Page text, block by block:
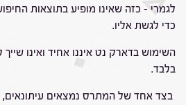
לגמרי – כזה שאינו מופיע בתוצאות
כדי לגשת אליו.
השימוש בדארק נט איננו אחיד ואינו
בלבד.
בצד אחד של המתרס נמצאים עיתונאים,